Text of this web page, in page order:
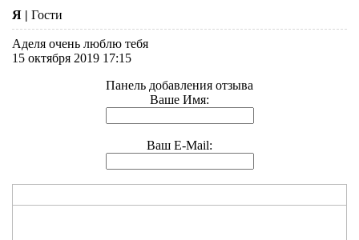
Я | Гости
Аделя очень люблю тебя
15 октября 2019 17:15
Панель добавления отзыва
Ваше Имя:
Ваш E-Mail: